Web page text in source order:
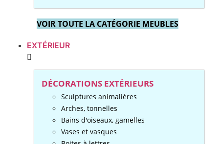
VOIR TOUTE LA CATÉGORIE MEUBLES
EXTÉRIEUR
DÉCORATIONS EXTÉRIEURS
Sculptures animalières
Arches, tonnelles
Bains d'oiseaux, gamelles
Vases et vasques